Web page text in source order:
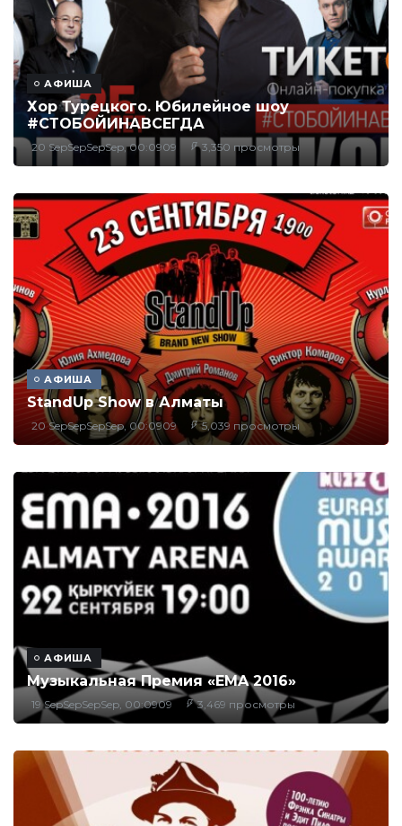
АФИША
Хор Турецкого. Юбилейное шоу
#СТОБОЙИНАВСЕГДА
20 SepSepSepSep, 00:0909 3,350 просмотры
АФИША
StandUp Show в Алматы
20 SepSepSepSep, 00:0909 5,039 просмотры
АФИША
Музыкальная Премия «EMA 2016»
19 SepSepSepSep, 00:0909 3,469 просмотры